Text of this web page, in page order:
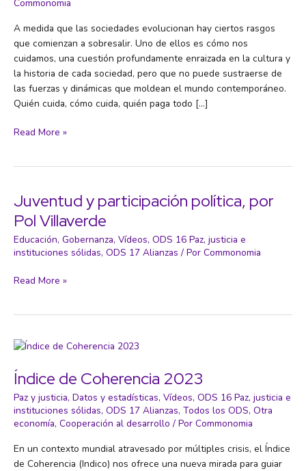
Commonomia
A medida que las sociedades evolucionan hay ciertos rasgos
que comienzan a sobresalir. Uno de ellos es cómo nos
cuidamos, una cuestión profundamente enraizada en la cultura y
la historia de cada sociedad, pero que no puede sustraerse de
las fuerzas y dinámicas que moldean el mundo contemporáneo.
Quién cuida, cómo cuida, quién paga todo […]
Los
Read More »
Juventud y participación política, por
Pol Villaverde
Educación, Gobernanza, Vídeos, ODS 16 Paz, justicia e
instituciones sólidas, ODS 17 Alianzas / Por Commonomia
Juventud
por
Villaverde
Read More »
Índice de Coherencia 2023
Paz y justicia, Datos y estadísticas, Vídeos, ODS 16 Paz, justicia e
instituciones sólidas, ODS 17 Alianzas, Todos los ODS, Otra
economía, Cooperación al desarrollo / Por Commonomia
En un contexto mundial atravesado por múltiples crisis, el Índice
de Coherencia (Indico) nos ofrece una nueva mirada para guiar